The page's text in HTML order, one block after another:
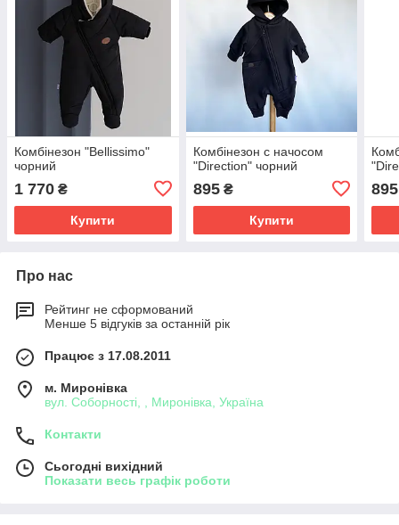
Комбінезон "Bellissimo"
чорний
1 770 ₴
Купити
Комбінезон с начосом
"Direction" чорний
895₴
Купити
895
Про нас
Рейтинг не сформований
Менше 5 відгуків за останній рік
Працює з 17.08.2011
м. Миронівка
вул. Соборності, , Миронівка, Україна
Контакти
Сьогодні вихідний
Показати весь графік роботи